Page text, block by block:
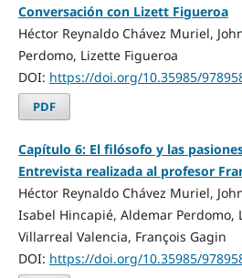
Conversación con Lizett Figueroa
Héctor Reynaldo Chávez Muriel,
Perdomo, Lizette Figueroa
DOI: https://doi.org/10.35985/
PDF
Capítulo 6: El filósofo y las
Entrevista realizada al profesor
Héctor Reynaldo Chávez Muriel,
Isabel Hincapié, Aldemar Perdomo,
Villarreal Valencia, François Gagin
DOI: https://doi.org/10.35985/